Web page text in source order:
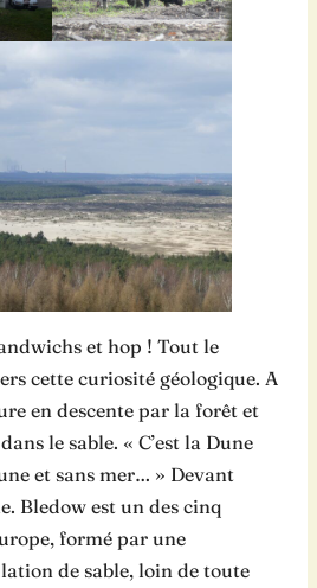
et hop ! Tout le
cette curiosité géologique. A
en descente par la forêt et
le sable. « C’est la Dune
et sans mer… » Devant
Bledow est un des cinq
formé par une
de sable, loin de toute